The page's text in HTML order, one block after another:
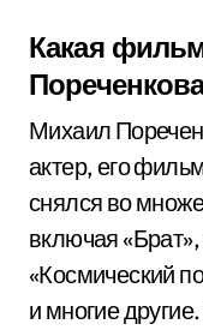
Какая
Михаил
актер, его
снялся во
включая
«Космический
и многие